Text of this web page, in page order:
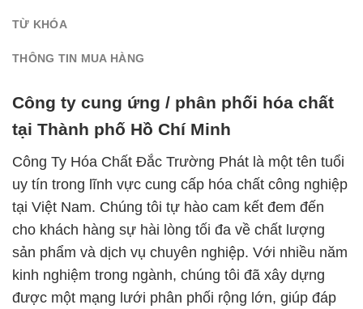
TỪ KHÓA
THÔNG TIN MUA HÀNG
Công ty cung ứng / phân phối hóa chất
tại Thành phố Hồ Chí Minh
Công Ty Hóa Chất Đắc Trường Phát là một tên tuổi
uy tín trong lĩnh vực cung cấp hóa chất công nghiệp
tại Việt Nam. Chúng tôi tự hào cam kết đem đến
cho khách hàng sự hài lòng tối đa về chất lượng
sản phẩm và dịch vụ chuyên nghiệp. Với nhiều năm
kinh nghiệm trong ngành, chúng tôi đã xây dựng
được một mạng lưới phân phối rộng lớn, giúp đáp